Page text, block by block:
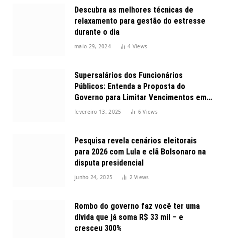
Descubra as melhores técnicas de
relaxamento para gestão do estresse
durante o dia
maio 29, 2024 4 Views
Supersalários dos Funcionários
Públicos: Entenda a Proposta do
Governo para Limitar Vencimentos em
2025
fevereiro 13, 2025 6Views
Pesquisa revela cenários eleitorais
para 2026 com Lula e clã Bolsonaro na
disputa presidencial
junho 24, 2025 2Views
Rombo do governo faz você ter uma
dívida que já soma R$ 33 mil – e
cresceu 300%